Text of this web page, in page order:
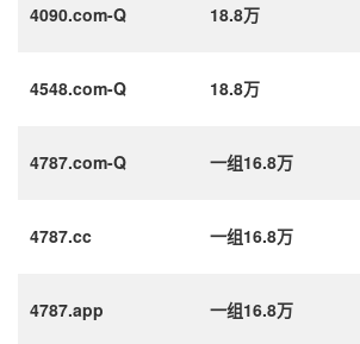
4090.com-Q 18.8万
4548.com-Q 18.8万
4787.com-Q 一组16.8万
4787.cc 一组16.8万
4787.app 一组16.8万